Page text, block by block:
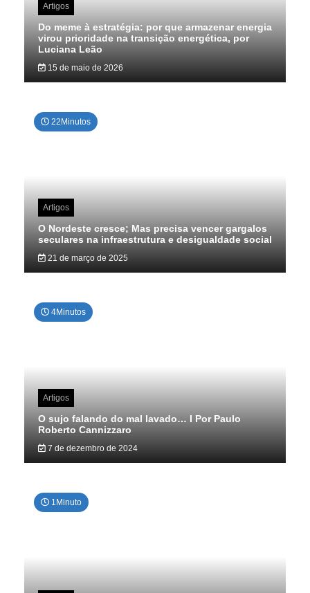
Artigos
Do meme à estratégia: por que armazenar energia
virou prioridade na transição energética, por
Luciana Leão
15 de maio de 2026
22Minutos
Artigos
O Nordeste cresce; Mas precisa vencer gargalos
seculares na infraestrutura e desigualdade social
21 de março de 2025
4Minutos
Artigos
O sujo falando do mal lavado… I Por Paulo
Roberto Cannizzaro
7 de dezembro de 2024
1Minuto